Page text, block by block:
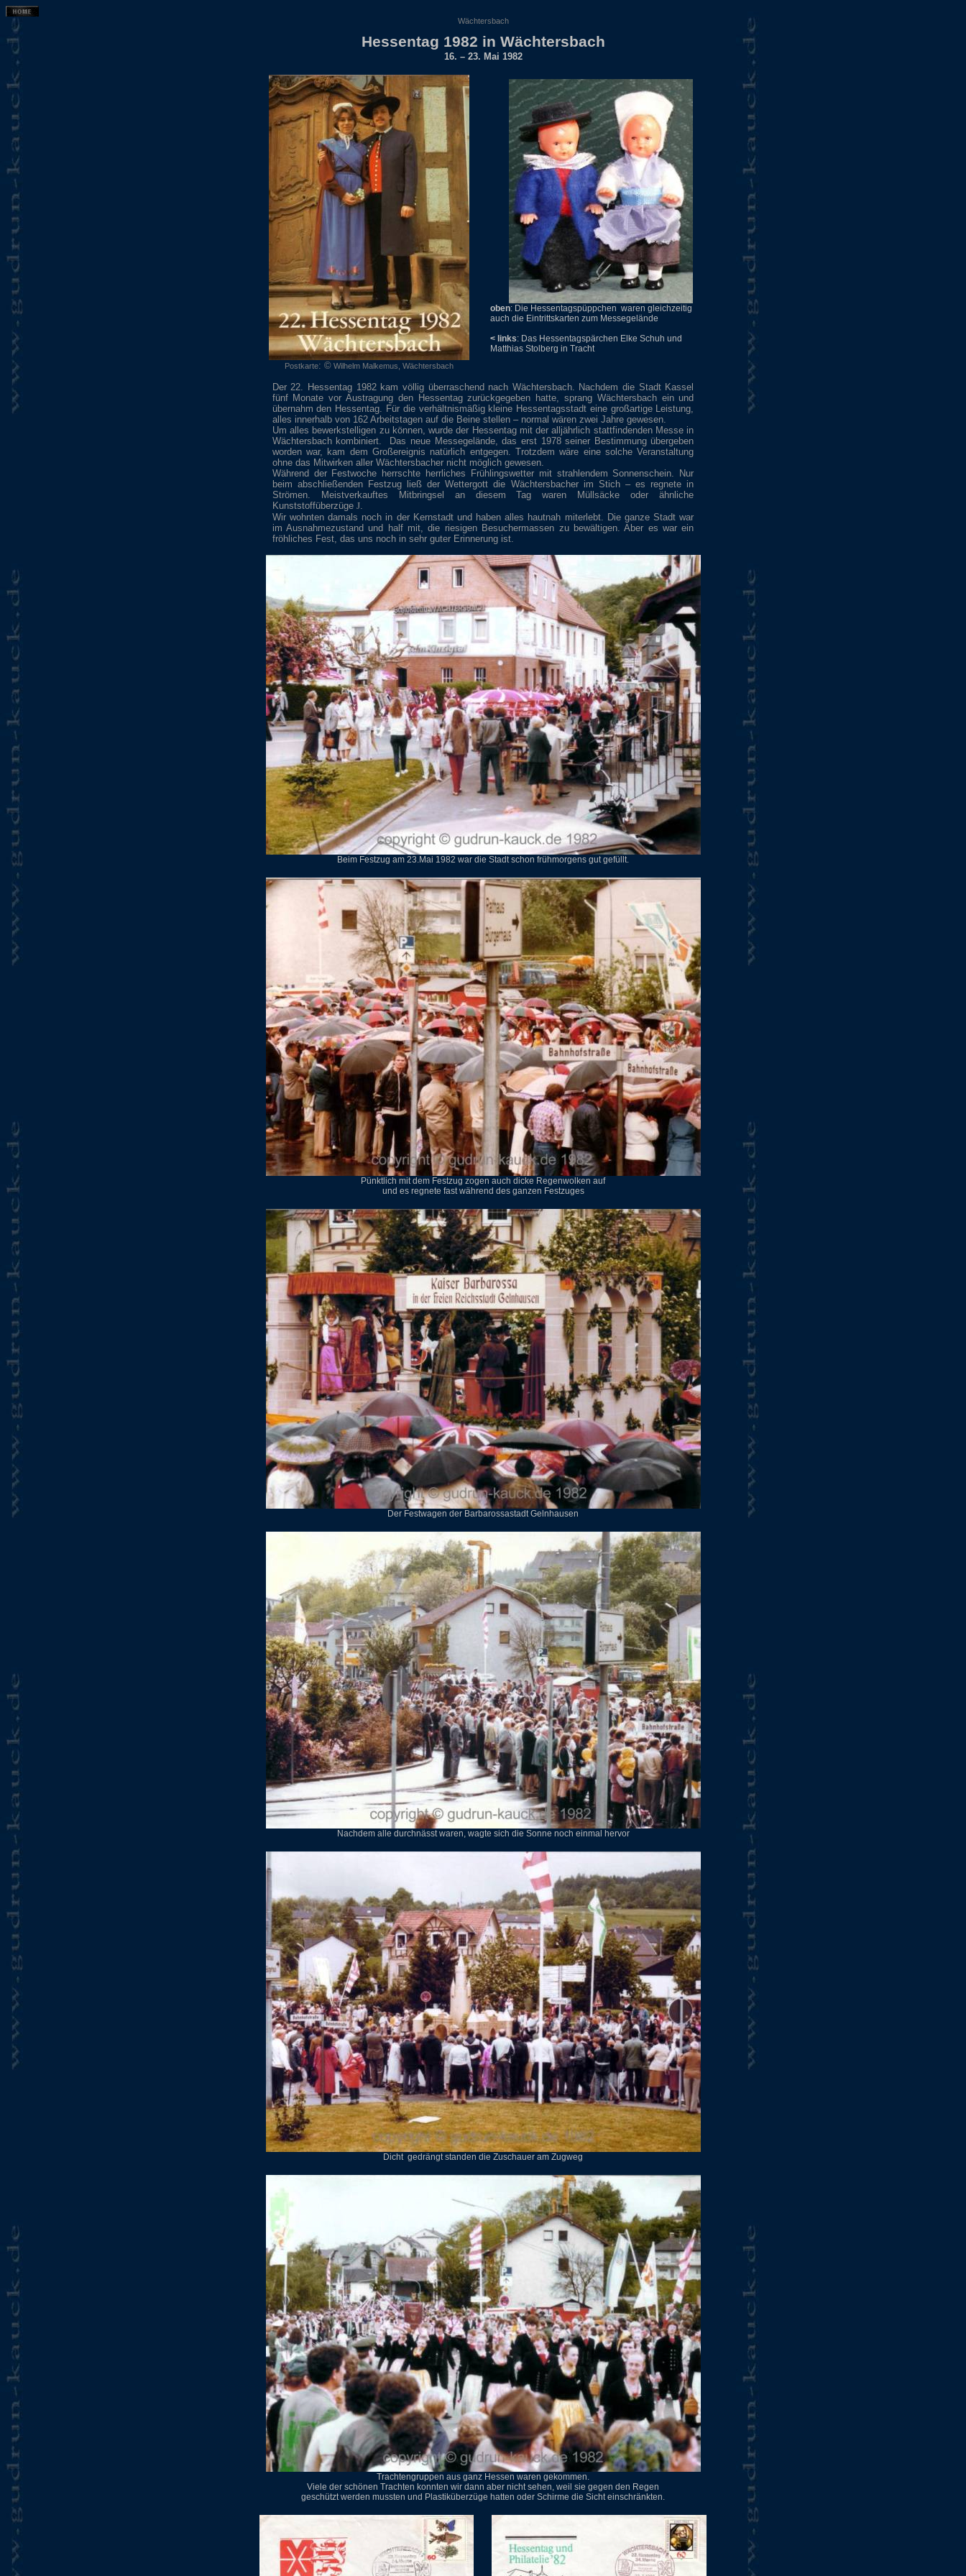
Wächtersbach
Hessentag 1982 in Wächtersbach
16. – 23. Mai 1982
Postkarte: ©Wilhelm Malkemus, Wächtersbach
oben: Die Hessentagspüppchen waren gleichzeitig
auch die Eintrittskarten zum Messegelände
< links: Das Hessentagspärchen Elke Schuh und
Matthias Stolberg in Tracht
Der 22. Hessentag 1982 kam völlig überraschend nach Wächtersbach. Nachdem die Stadt Kassel
fünf Monate vor Austragung den Hessentag zurückgegeben hatte, sprang Wächtersbach ein und
übernahm den Hessentag. Für die verhältnismäßig kleine Hessentagsstadt eine großartige Leistung,
alles innerhalb von 162 Arbeitstagen auf die Beine stellen – normal wären zwei Jahre gewesen.
Um alles bewerkstelligen zu können, wurde der Hessentag mit der alljährlich stattfindenden Messe in
Wächtersbach kombiniert.
Das neue Messegelände, das erst 1978 seiner Bestimmung übergeben
worden war, kam dem Großereignis natürlich entgegen. Trotzdem wäre eine solche Veranstaltung
ohne das Mitwirken aller Wächtersbacher nicht möglich gewesen.
Während der Festwoche herrschte herrliches Frühlingswetter mit strahlendem Sonnenschein. Nur
beim abschließenden Festzug ließ der Wettergott die Wächtersbacher im Stich – es regnete in
Strömen. Meistverkauftes Mitbringsel an diesem Tag waren Müllsäcke oder ähnliche
Kunststoffüberzüge J.
Wir wohnten damals noch in der Kernstadt und haben alles hautnah miterlebt. Die ganze Stadt war
im Ausnahmezustand und half mit, die riesigen Besuchermassen zu bewältigen. Aber es war ein
fröhliches Fest, das uns noch in sehr guter Erinnerung ist.
Beim Festzug am 23.Mai 1982 war die Stadt schon frühmorgens gut gefüllt.
Pünktlich mit dem Festzug zogen auch dicke Regenwolken auf
und es regnete fast während des ganzen Festzuges
Der Festwagen der Barbarossastadt Gelnhausen
Nachdem alle durchnässt waren, wagte sich die Sonne noch einmal hervor
Dicht gedrängt standen die Zuschauer am Zugweg
Trachtengruppen aus ganz Hessen waren gekommen.
Viele der schönen Trachten konnten wir dann aber nicht sehen, weil sie gegen den Regen
geschützt werden mussten und Plastiküberzüge hatten oder Schirme die Sicht einschränkten.